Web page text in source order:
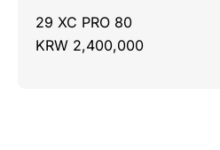
29 XC PRO 80
KRW 2,400,000